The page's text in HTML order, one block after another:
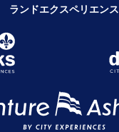
ランドエクスペリエンス